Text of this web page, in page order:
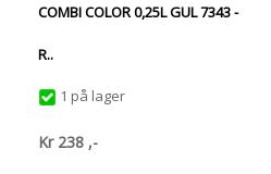
COMBI COLOR 0,25L GUL 7343 -
R..
1 på lager
Kr 238 ,-